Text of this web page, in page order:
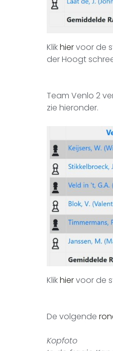
Klikhiervoor de
der Hoogt
Team Venlo 2
zie hieronder.
Klikhiervoor de
De volgende
Kopfoto